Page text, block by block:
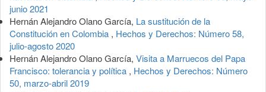
junio 2021
Hernán Alejandro Olano García, La sustitución de la
Constitución en Colombia , Hechos y Derechos: Número 58,
julio-agosto 2020
Hernán Alejandro Olano García, Visita a Marruecos del Papa
Francisco: tolerancia y política , Hechos y Derechos: Número
50, marzo-abril 2019